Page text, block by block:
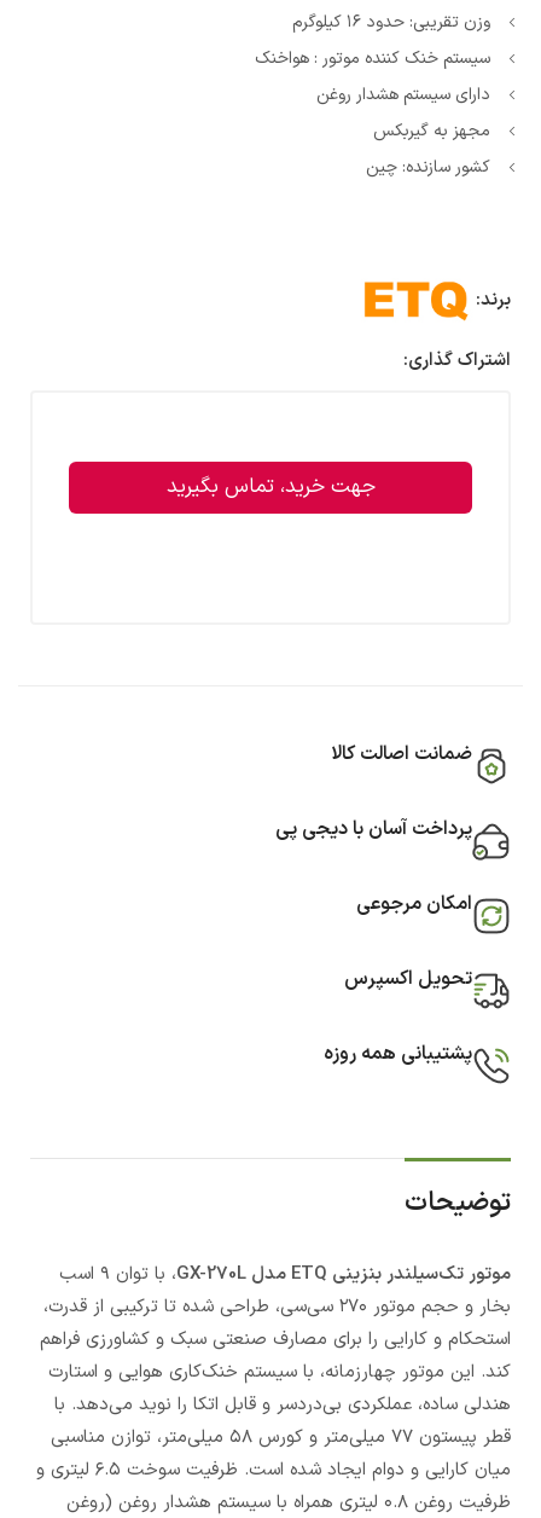
وزن تقریبی: حدود ۱۶ کیلوگرم
سیستم خنک کننده موتور : هواخنک
دارای سیستم هشدار روغن
مجهز به گیربکس
کشور سازنده: چین
برند:
اشتراک گذاری:
جهت خرید، تماس بگیرید
ضمانت اصالت کالا
پرداخت آسان با دیجی پی
امکان مرجوعی
تحویل اکسپرس
پشتیبانی همه روزه
توضیحات
موتور تک‌سیلندر بنزینی ETQ مدل GX-270L
، با توان‌ ۹ اسب
بخار و حجم موتور ۲۷۰ سی‌سی، طراحی شده تا ترکیبی از قدرت،
استحکام و کارایی را برای مصارف صنعتی سبک و کشاورزی فراهم
کند. این موتور چهار‌زمانه، با سیستم خنک‌کاری هوایی و استارت
هندلی ساده، عملکردی بی‌دردسر و قابل اتکا را نوید می‌دهد. با
قطر پیستون ۷۷ میلی‌متر و کورس ۵۸ میلی‌متر، توازن مناسبی
میان کارایی و دوام ایجاد شده است. ظرفیت سوخت ۶.۵ لیتری و
ظرفیت روغن ۰.۸ لیتری همراه با سیستم هشدار روغن (روغن